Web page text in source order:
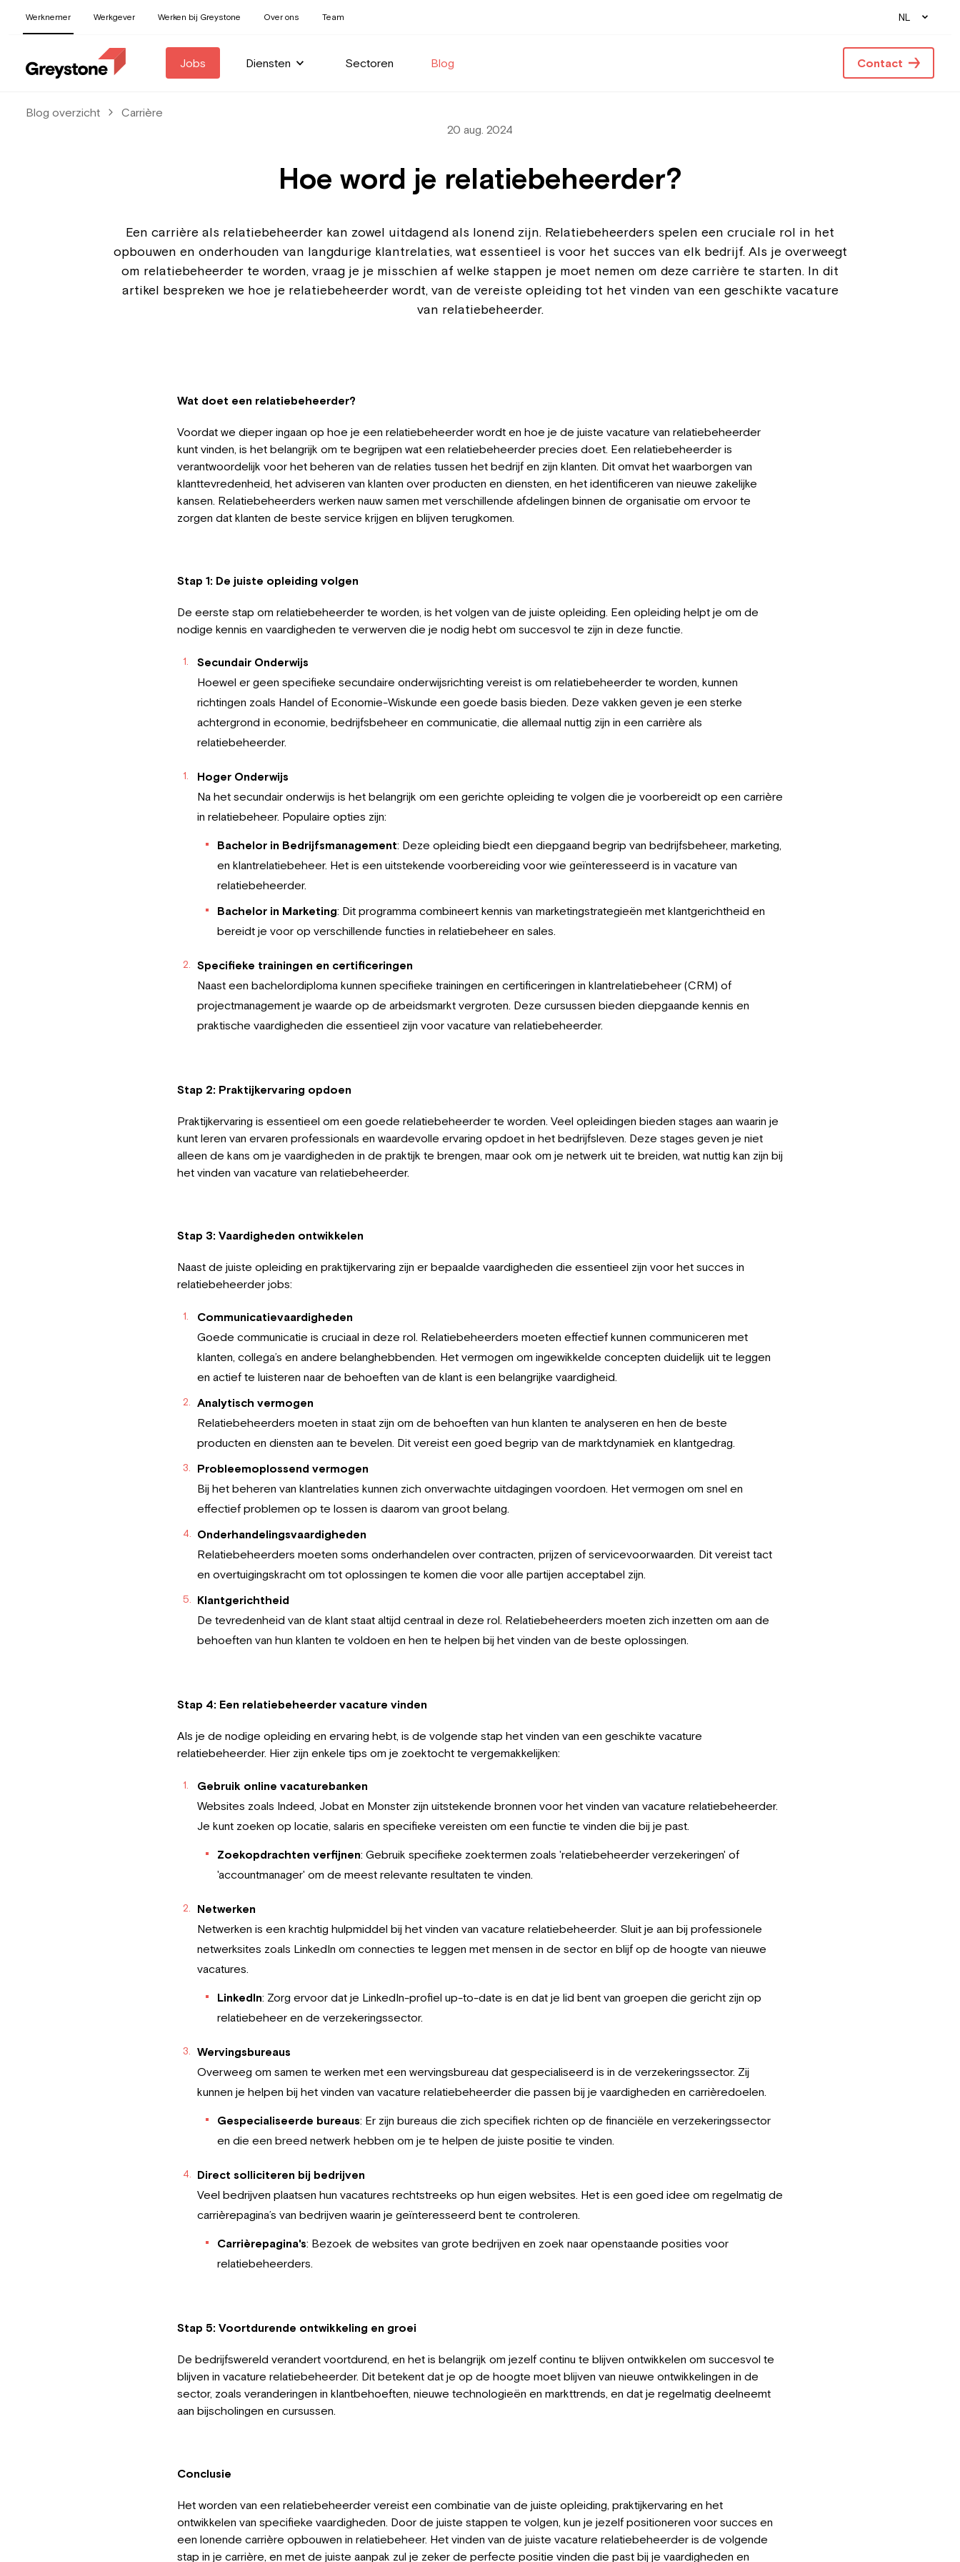
Werknemer Werkgever Werken bij Greystone Over ons Team NL
Jobs Diensten Sectoren Blog Contact
Blog overzicht
Carrière
20 aug. 2024
Hoe word je relatiebeheerder?
Een carrière als relatiebeheerder kan zowel uitdagend als lonend zijn. Relatiebeheerders spelen een cruciale rol in het
opbouwen en onderhouden van langdurige klantrelaties, wat essentieel is voor het succes van elk bedrijf. Als je overweegt
om relatiebeheerder te worden, vraag je je misschien af welke stappen je moet nemen om deze carrière te starten. In dit
artikel bespreken we hoe je relatiebeheerder wordt, van de vereiste opleiding tot het vinden van een geschikte vacature
van relatiebeheerder.
Wat doet een relatiebeheerder?
Voordat we dieper ingaan op hoe je een relatiebeheerder wordt en hoe je de juiste vacature van relatiebeheerder
kunt vinden, is het belangrijk om te begrijpen wat een relatiebeheerder precies doet. Een relatiebeheerder is
verantwoordelijk voor het beheren van de relaties tussen het bedrijf en zijn klanten. Dit omvat het waarborgen van
klanttevredenheid, het adviseren van klanten over producten en diensten, en het identificeren van nieuwe zakelijke
kansen. Relatiebeheerders werken nauw samen met verschillende afdelingen binnen de organisatie om ervoor te
zorgen dat klanten de beste service krijgen en blijven terugkomen.
Stap 1: De juiste opleiding volgen
De eerste stap om relatiebeheerder te worden, is het volgen van de juiste opleiding. Een opleiding helpt je om de
nodige kennis en vaardigheden te verwerven die je nodig hebt om succesvol te zijn in deze functie.
Secundair Onderwijs
Hoewel er geen specifieke secundaire onderwijsrichting vereist is om relatiebeheerder te worden, kunnen
richtingen zoals Handel of Economie-Wiskunde een goede basis bieden. Deze vakken geven je een sterke
achtergrond in economie, bedrijfsbeheer en communicatie, die allemaal nuttig zijn in een carrière als
relatiebeheerder.
Hoger Onderwijs
Na het secundair onderwijs is het belangrijk om een gerichte opleiding te volgen die je voorbereidt op een carrière
in relatiebeheer. Populaire opties zijn:
Bachelor in Bedrijfsmanagement: Deze opleiding biedt een diepgaand begrip van bedrijfsbeheer, marketing,
en klantrelatiebeheer. Het is een uitstekende voorbereiding voor wie geïnteresseerd is in vacature van
relatiebeheerder.
Bachelor in Marketing: Dit programma combineert kennis van marketingstrategieën met klantgerichtheid en
bereidt je voor op verschillende functies in relatiebeheer en sales.
Specifieke trainingen en certificeringen
Naast een bachelordiploma kunnen specifieke trainingen en certificeringen in klantrelatiebeheer (CRM) of
projectmanagement je waarde op de arbeidsmarkt vergroten. Deze cursussen bieden diepgaande kennis en
praktische vaardigheden die essentieel zijn voor vacature van relatiebeheerder.
Stap 2: Praktijkervaring opdoen
Praktijkervaring is essentieel om een goede relatiebeheerder te worden. Veel opleidingen bieden stages aan waarin je
kunt leren van ervaren professionals en waardevolle ervaring opdoet in het bedrijfsleven. Deze stages geven je niet
alleen de kans om je vaardigheden in de praktijk te brengen, maar ook om je netwerk uit te breiden, wat nuttig kan zijn bij
het vinden van vacature van relatiebeheerder.
Stap 3: Vaardigheden ontwikkelen
Naast de juiste opleiding en praktijkervaring zijn er bepaalde vaardigheden die essentieel zijn voor het succes in
relatiebeheerder jobs:
Communicatievaardigheden
Goede communicatie is cruciaal in deze rol. Relatiebeheerders moeten effectief kunnen communiceren met
klanten, collega’s en andere belanghebbenden. Het vermogen om ingewikkelde concepten duidelijk uit te leggen
en actief te luisteren naar de behoeften van de klant is een belangrijke vaardigheid.
Analytisch vermogen
Relatiebeheerders moeten in staat zijn om de behoeften van hun klanten te analyseren en hen de beste
producten en diensten aan te bevelen. Dit vereist een goed begrip van de marktdynamiek en klantgedrag.
Probleemoplossend vermogen
Bij het beheren van klantrelaties kunnen zich onverwachte uitdagingen voordoen. Het vermogen om snel en
effectief problemen op te lossen is daarom van groot belang.
Onderhandelingsvaardigheden
Relatiebeheerders moeten soms onderhandelen over contracten, prijzen of servicevoorwaarden. Dit vereist tact
en overtuigingskracht om tot oplossingen te komen die voor alle partijen acceptabel zijn.
Klantgerichtheid
De tevredenheid van de klant staat altijd centraal in deze rol. Relatiebeheerders moeten zich inzetten om aan de
behoeften van hun klanten te voldoen en hen te helpen bij het vinden van de beste oplossingen.
Stap 4: Een relatiebeheerder vacature vinden
Als je de nodige opleiding en ervaring hebt, is de volgende stap het vinden van een geschikte vacature
relatiebeheerder. Hier zijn enkele tips om je zoektocht te vergemakkelijken:
Gebruik online vacaturebanken
Websites zoals Indeed, Jobat en Monster zijn uitstekende bronnen voor het vinden van vacature relatiebeheerder.
Je kunt zoeken op locatie, salaris en specifieke vereisten om een functie te vinden die bij je past.
Zoekopdrachten verfijnen: Gebruik specifieke zoektermen zoals 'relatiebeheerder verzekeringen' of
'accountmanager' om de meest relevante resultaten te vinden.
Netwerken
Netwerken is een krachtig hulpmiddel bij het vinden van vacature relatiebeheerder. Sluit je aan bij professionele
netwerksites zoals LinkedIn om connecties te leggen met mensen in de sector en blijf op de hoogte van nieuwe
vacatures.
LinkedIn: Zorg ervoor dat je LinkedIn-profiel up-to-date is en dat je lid bent van groepen die gericht zijn op
relatiebeheer en de verzekeringssector.
Wervingsbureaus
Overweeg om samen te werken met een wervingsbureau dat gespecialiseerd is in de verzekeringssector. Zij
kunnen je helpen bij het vinden van vacature relatiebeheerder die passen bij je vaardigheden en carrièredoelen.
Gespecialiseerde bureaus: Er zijn bureaus die zich specifiek richten op de financiële en verzekeringssector
en die een breed netwerk hebben om je te helpen de juiste positie te vinden.
Direct solliciteren bij bedrijven
Veel bedrijven plaatsen hun vacatures rechtstreeks op hun eigen websites. Het is een goed idee om regelmatig de
carrièrepagina’s van bedrijven waarin je geïnteresseerd bent te controleren.
Carrièrepagina's: Bezoek de websites van grote bedrijven en zoek naar openstaande posities voor
relatiebeheerders.
Stap 5: Voortdurende ontwikkeling en groei
De bedrijfswereld verandert voortdurend, en het is belangrijk om jezelf continu te blijven ontwikkelen om succesvol te
blijven in vacature relatiebeheerder. Dit betekent dat je op de hoogte moet blijven van nieuwe ontwikkelingen in de
sector, zoals veranderingen in klantbehoeften, nieuwe technologieën en markttrends, en dat je regelmatig deelneemt
aan bijscholingen en cursussen.
Conclusie
Het worden van een relatiebeheerder vereist een combinatie van de juiste opleiding, praktijkervaring en het
ontwikkelen van specifieke vaardigheden. Door de juiste stappen te volgen, kun je jezelf positioneren voor succes en
een lonende carrière opbouwen in relatiebeheer. Het vinden van de juiste vacature relatiebeheerder is de volgende
stap in je carrière, en met de juiste aanpak zul je zeker de perfecte positie vinden die past bij je vaardigheden en